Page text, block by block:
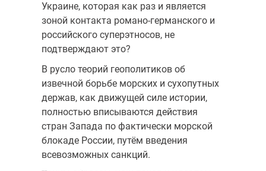
Украине, которая как раз и является
зоной контакта романо-германского и
российского суперэтносов, не
подтверждают это?
В русло теорий геополитиков об
извечной борьбе морских и сухопутных
держав, как движущей силе истории,
полностью вписываются действия
стран Запада по фактически морской
блокаде России, путём введения
всевозможных санкций.